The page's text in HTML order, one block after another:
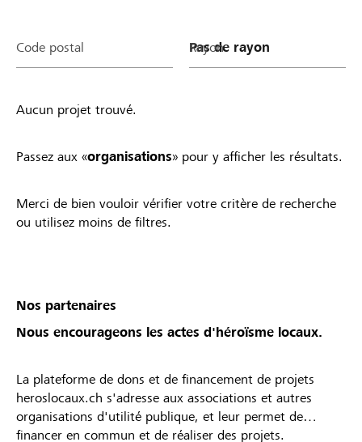
Code postal Rayon
Aucun projet trouvé.
Passez aux «organisations» pour y afficher les résultats.
Merci de bien vouloir vérifier votre critère de recherche
ou utilisez moins de filtres.
Nos partenaires
Nous encourageons les actes d'héroïsme locaux.
La plateforme de dons et de financement de projets
heroslocaux.ch s'adresse aux associations et autres
organisations d'utilité publique, et leur permet de
financer en commun et de réaliser des projets.